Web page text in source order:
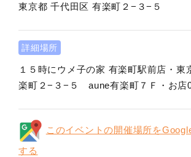
東京都 千代田区 有楽町２−３−５
詳細場所
１５時にウメ子の家 有楽町駅前店・東
楽町２−３−５ aune有楽町７Ｆ・お店
このイベントの開催場所を
する